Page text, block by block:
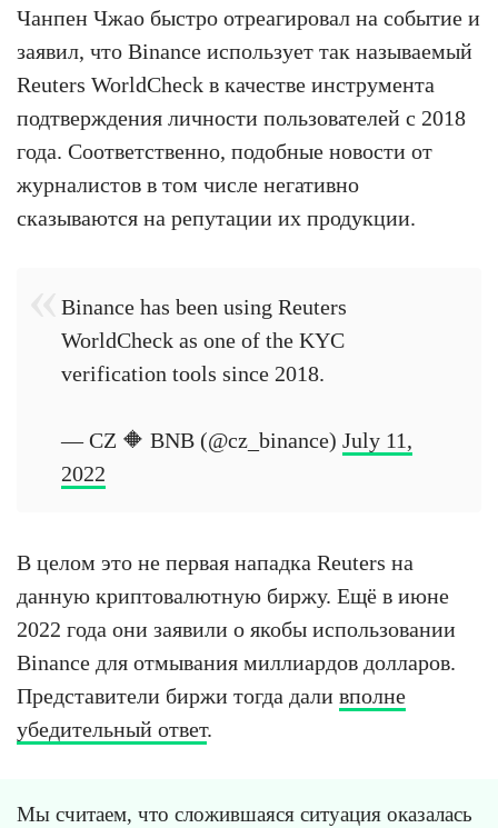
Чанпен Чжао быстро отреагировал на событие и
заявил, что Binance использует так называемый
Reuters WorldCheck в качестве инструмента
подтверждения личности пользователей с 2018
года. Соответственно, подобные новости от
журналистов в том числе негативно
сказываются на репутации их продукции.
Binance has been using Reuters
WorldCheck as one of the KYC
verification tools since 2018.
— CZ 🔶 BNB (@cz_binance) July 11,
2022
В целом это не первая нападка Reuters на
данную криптовалютную биржу. Ещё в июне
2022 года они заявили о якобы использовании
Binance для отмывания миллиардов долларов.
Представители биржи тогда дали вполне
убедительный ответ.
Мы считаем, что сложившаяся ситуация оказалась